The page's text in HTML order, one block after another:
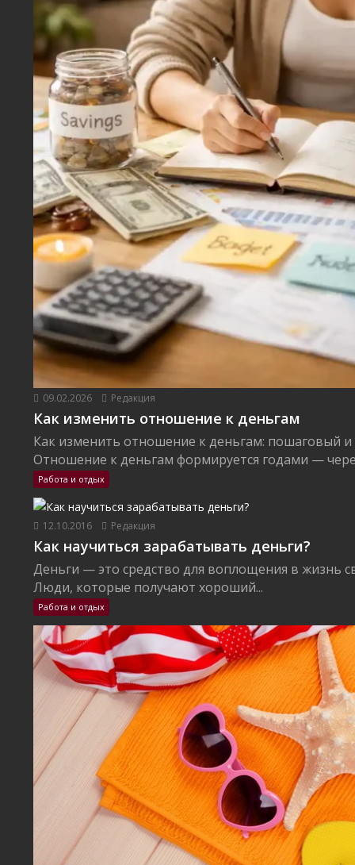
09.02.2026 Редакция
Как изменить отношение к деньгам
Как изменить отношение к деньгам: пошаговый
Отношение к деньгам формируется годами —
Работа и отдых
12.10.2016 Редакция
Как научиться зарабатывать деньги?
Деньги — это средство для воплощения в жизнь
Люди, которые получают хороший...
Работа и отдых